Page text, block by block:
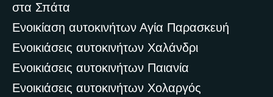
στα Σπάτα
Ενοικίαση αυτοκινήτων Αγία Παρασκευή
Ενοικιάσεις αυτοκινήτων Χαλάνδρι
Ενοικιάσεις αυτοκινήτων Παιανία
Ενοικιάσεις αυτοκινήτων Χολαργός